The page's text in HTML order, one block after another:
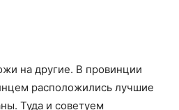
на другие. В провинции
расположились лучшие
Туда и советуем